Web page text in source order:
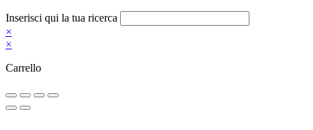
Inserisci qui la tua ricerca
×
×
Carrello